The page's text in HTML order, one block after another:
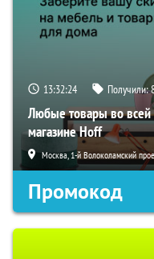
13:32:23 Получили:
Любые товары во всей
магазине Hoff
Москва, 1-й Волоколамский
Промокод